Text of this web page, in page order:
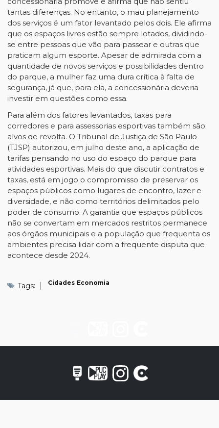
tantas diferenças. No entanto, o mau planejamento
dos serviços é um fator levantado pelos dois. Ele afirma
que os espaços livres estão sempre lotados, dividindo-
se entre pessoas que vão para passear e outras que
praticam algum esporte. Apesar de admirada com a
quantidade de novos serviços e possibilidades dentro
do parque, a mulher faz uma dura crítica à falta de
segurança, já que, para ela, a concessionária deveria
investir em questões como essa.
Para além dos fatores levantados, taxas para
corredores e para assessorias esportivas também são
alvos de revolta. O Tribunal de Justiça de São Paulo
(TJSP) autorizou, em julho deste ano, a aplicação de
tarifas pensando no uso do espaço do parque para
atividades esportivas. Mais do que discutir contratos e
taxas, está em jogo o compromisso de preservar os
espaços públicos como lugares de encontro, lazer e
diversidade, e não como territórios delimitados pelo
poder de consumo. A garantia que espaços públicos
não se convertam em mercados restritos permanece
aos órgãos municipais e a população que frequenta os
ambientes precisa lidar com a frequente disputa que
acontece desde 2024.
Tags: Cidades Economia